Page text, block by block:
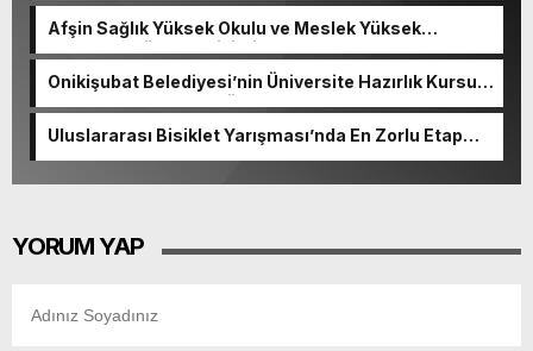
Afşin Sağlık Yüksek Okulu ve Meslek Yüksek
Okulunda görev değişimi!
Onikişubat Belediyesi’nin Üniversite Hazırlık Kursu
başvurularında son gün 7 Ağustos.
Uluslararası Bisiklet Yarışması’nda En Zorlu Etap
YORUM YAP